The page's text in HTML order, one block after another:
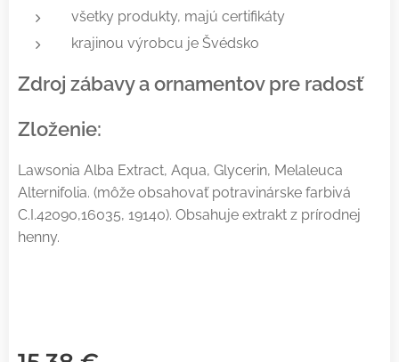
všetky produkty, majú certifikáty
krajinou výrobcu je Švédsko
Zdroj zábavy a ornamentov pre radosť
Zloženie:
Lawsonia Alba Extract, Aqua, Glycerin, Melaleuca
Alternifolia. (môže obsahovať potravinárske farbivá
C.I.42090,16035, 19140). Obsahuje extrakt z prírodnej
henny.